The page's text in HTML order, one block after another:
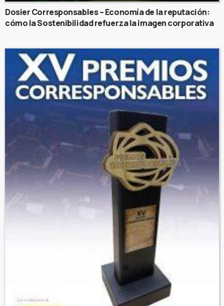
Dosier Corresponsables – Economía de la reputación:
cómo la Sostenibilidad refuerza la imagen corporativa